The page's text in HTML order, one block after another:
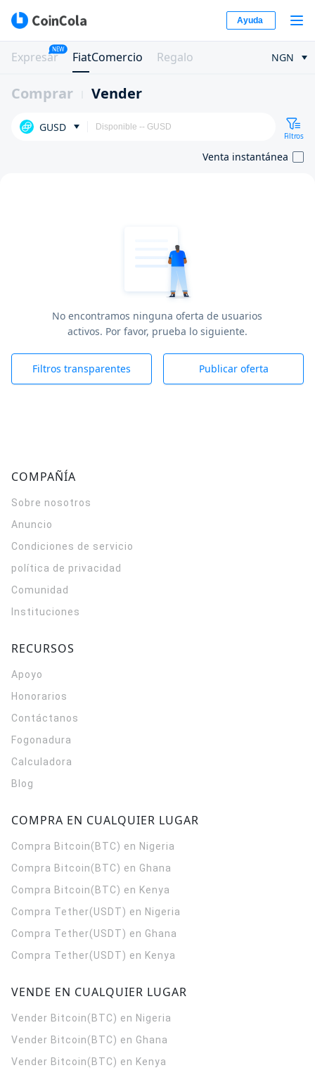
Ayuda
Expresar
NEW
FiatComercio Regalo NGN
Comprar Vender
GUSD
Filtros
Venta instantánea
No encontramos ninguna oferta de usuarios
activos. Por favor, prueba lo siguiente.
Filtros transparentes Publicar oferta
COMPAÑÍA
Sobre nosotros
Anuncio
Condiciones de servicio
política de privacidad
Comunidad
Instituciones
RECURSOS
Apoyo
Honorarios
Contáctanos
Fogonadura
Calculadora
Blog
COMPRA EN CUALQUIER LUGAR
Compra Bitcoin(BTC) en Nigeria
Compra Bitcoin(BTC) en Ghana
Compra Bitcoin(BTC) en Kenya
Compra Tether(USDT) en Nigeria
Compra Tether(USDT) en Ghana
Compra Tether(USDT) en Kenya
VENDE EN CUALQUIER LUGAR
Vender Bitcoin(BTC) en Nigeria
Vender Bitcoin(BTC) en Ghana
Vender Bitcoin(BTC) en Kenya